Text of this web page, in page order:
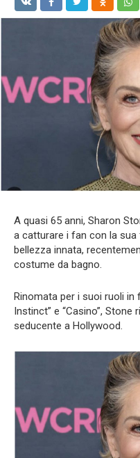
A quasi 65 anni, Sharon
a catturare i fan con la
bellezza innata,
costume da bagno.
Rinomata per i suoi ruoli
Instinct” e “Casino”,
seducente a Hollywood.